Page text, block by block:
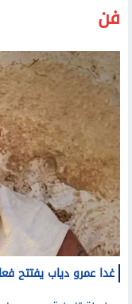
فن
غدا عمرو دياب يفتتح